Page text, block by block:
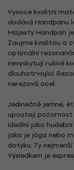
Vysoce kvalitní
dodává Handpanu
Majesty Handpan
Zaujme kvalitou a
optimální
nevyskytují rušivé
dlouhotrvající.
nerezová ocel.
Jedinečně jemné,
upoutají pozornost
ideální jako
jako je jóga nebo
dotyku. Ty
Výsledkem je